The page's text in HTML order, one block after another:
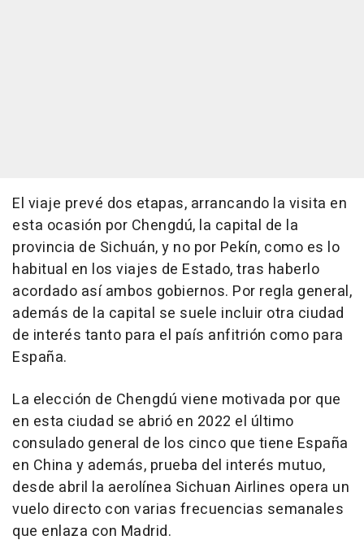
El viaje prevé dos etapas, arrancando la visita en
esta ocasión por Chengdú, la capital de la
provincia de Sichuán, y no por Pekín, como es lo
habitual en los viajes de Estado, tras haberlo
acordado así ambos gobiernos. Por regla general,
además de la capital se suele incluir otra ciudad
de interés tanto para el país anfitrión como para
España.
La elección de Chengdú viene motivada por que
en esta ciudad se abrió en 2022 el último
consulado general de los cinco que tiene España
en China y además, prueba del interés mutuo,
desde abril la aerolínea Sichuan Airlines opera un
vuelo directo con varias frecuencias semanales
que enlaza con Madrid.